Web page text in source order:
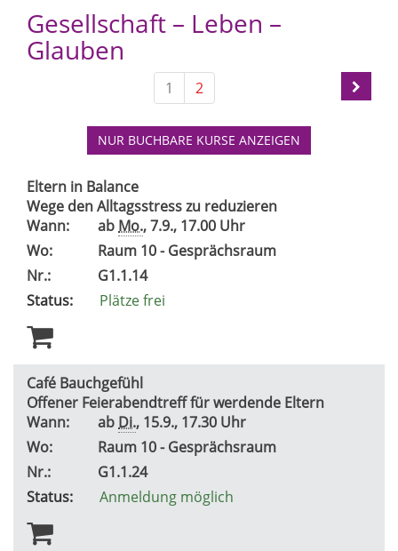
Gesellschaft – Leben –
Glauben
1 2
NUR BUCHBARE KURSE ANZEIGEN
Eltern in Balance
Wege den Alltagsstress zu reduzieren
Wann:
ab Mo., 7.9., 17.00 Uhr
Wo:
Raum 10 - Gesprächsraum
Nr.:
G1.1.14
Status:
Plätze frei
Café Bauchgefühl
Offener Feierabendtreff für werdende Eltern
Wann:
ab Di., 15.9., 17.30 Uhr
Wo:
Raum 10 - Gesprächsraum
Nr.:
G1.1.24
Status:
Anmeldung möglich